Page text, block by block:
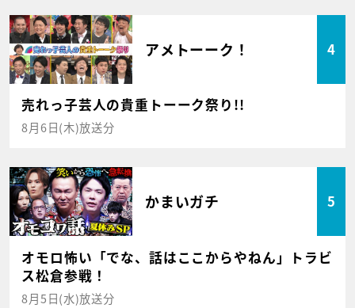
アメトーーク！ 4
売れっ子芸人の貴重トーーク祭り!!
8月6日(木)放送分
かまいガチ 5
オモロ怖い「でな、話はここからやねん」トラビ
ス松倉参戦！
8月5日(水)放送分